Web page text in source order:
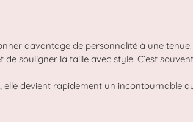
davantage de personnalité à une tenue.
souligner la taille avec style. C’est
devient rapidement un incontournable